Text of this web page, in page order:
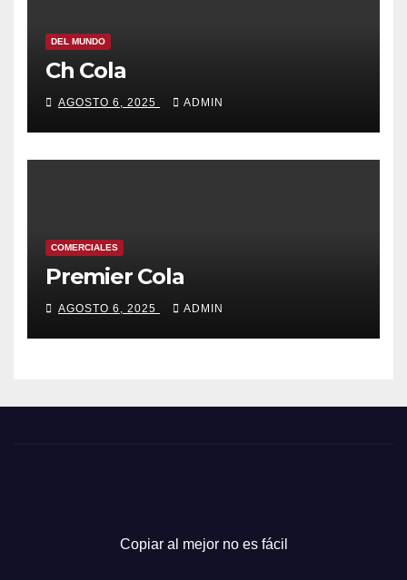
DEL MUNDO
Ch Cola
AGOSTO 6, 2025 ADMIN
COMERCIALES
Premier Cola
AGOSTO 6, 2025 ADMIN
Copiar al mejor no es fácil